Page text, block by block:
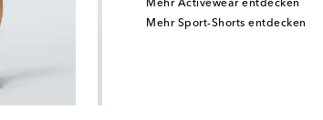
Mehr Activewear entdecken
Mehr Sport-Shorts entdecken